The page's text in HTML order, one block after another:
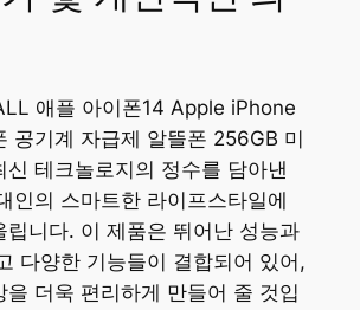
애플 아이폰14 Apple iPhone
공기계 자급제 알뜰폰 256GB 미
신 테크놀로지의 정수를 담아낸
인의 스마트한 라이프스타일에
립니다. 이 제품은 뛰어난 성능과
다양한 기능들이 결합되어 있어,
을 더욱 편리하게 만들어 줄 것입